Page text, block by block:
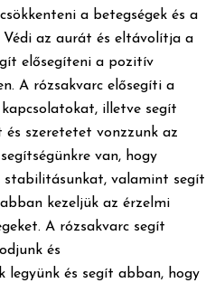
a betegségek és a
az aurát és eltávolítja a
elősegíteni a pozitív
A rózsakvarc elősegíti a
illetve segít
és szeretetet vonzzunk az
van, hogy
stabilitásunkat, valamint segít
kezeljük az érzelmi
A rózsakvarc segít
és
legyünk és segít abban, hogy